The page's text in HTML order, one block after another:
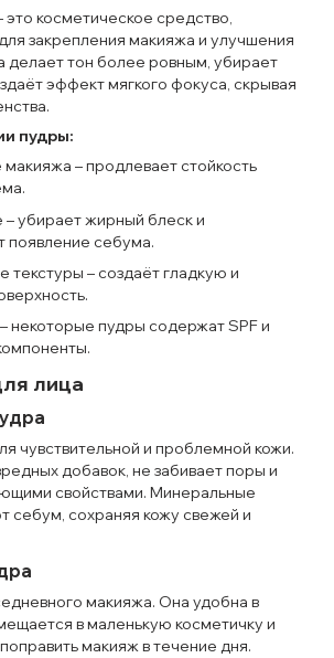
косметическое средство,
закрепления макияжа и улучшения
делает тон более ровным, убирает
эффект мягкого фокуса, скрывая
пудры:
– продлевает стойкость
убирает жирный блеск и
появление себума.
текстуры – создаёт гладкую и
некоторые пудры содержат SPF и
лица
чувствительной и проблемной кожи.
добавок, не забивает поры и
свойствами. Минеральные
себум, сохраняя кожу свежей и
макияжа. Она удобна в
в маленькую косметичку и
макияж в течение дня.